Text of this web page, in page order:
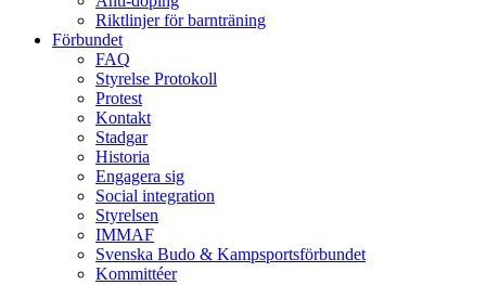
Riktlinjer för barnträning
Förbundet
FAQ
Styrelse Protokoll
Protest
Kontakt
Stadgar
Historia
Engagera sig
Social integration
Styrelsen
IMMAF
Svenska Budo & Kampsportsförbundet
Kommittéer